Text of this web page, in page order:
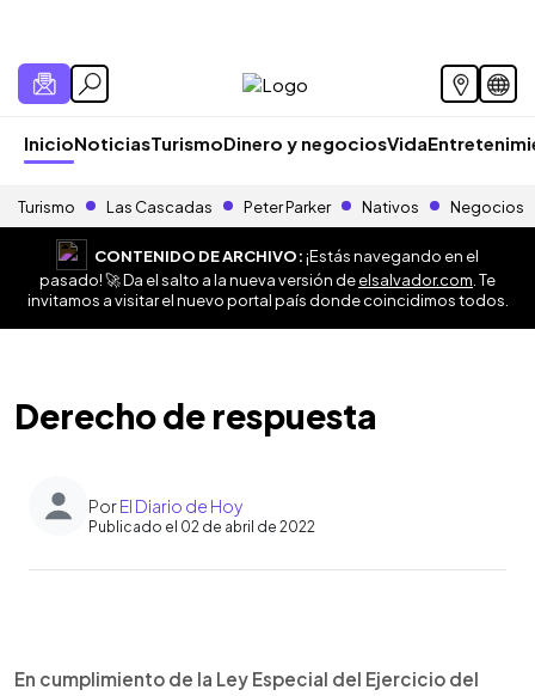
InicioNoticiasTurismoDinero y negociosVida
Turismo Las Cascadas Peter Parker Nativos Negocios
CONTENIDO DE ARCHIVO:¡Estás navegando en el
pasado! 🚀 Da el salto a la nueva versión deelsalvador.com . Te
invitamos a visitar el nuevo portal país donde coincidimos todos.
Derecho de respuesta
PorEl Diario de Hoy
Publicado el 02 de abril de 2022
Escuchar artículo
En cumplimiento de la Ley Especial del Ejercicio del